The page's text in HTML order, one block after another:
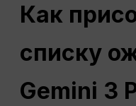
Как
списку
Gemini 3